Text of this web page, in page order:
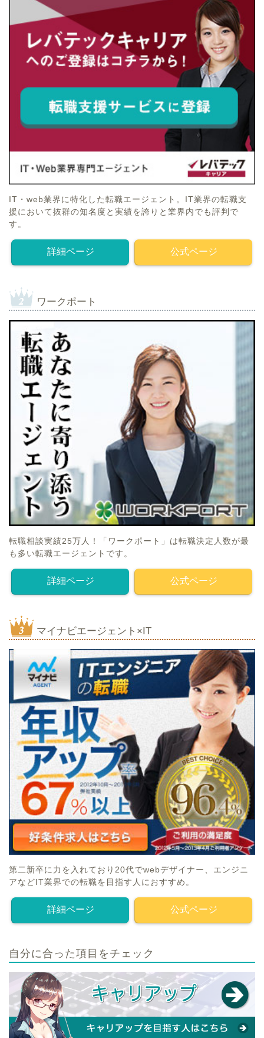
IT・web業界に特化した転職エージェント。IT業界の転職支
援において抜群の知名度と実績を誇りと業界内でも評判で
す。
詳細ページ 公式ページ
ワークポート
転職相談実績25万人！「ワークポート」は転職決定人数が最
も多い転職エージェントです。
詳細ページ 公式ページ
マイナビエージェント×IT
第二新卒に力を入れており20代でwebデザイナー、エンジニ
アなどIT業界での転職を目指す人におすすめ。
詳細ページ 公式ページ
自分に合った項目をチェック